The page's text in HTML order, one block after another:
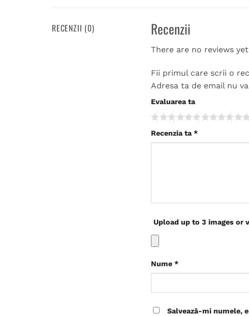
RECENZII (0) Recenzii
There are no reviews yet
Fii primul care scrii o
Adresa ta de email nu
Evaluarea ta
Recenzia ta *
Upload up to 3 images or
Nume *
Salvează-mi numele,